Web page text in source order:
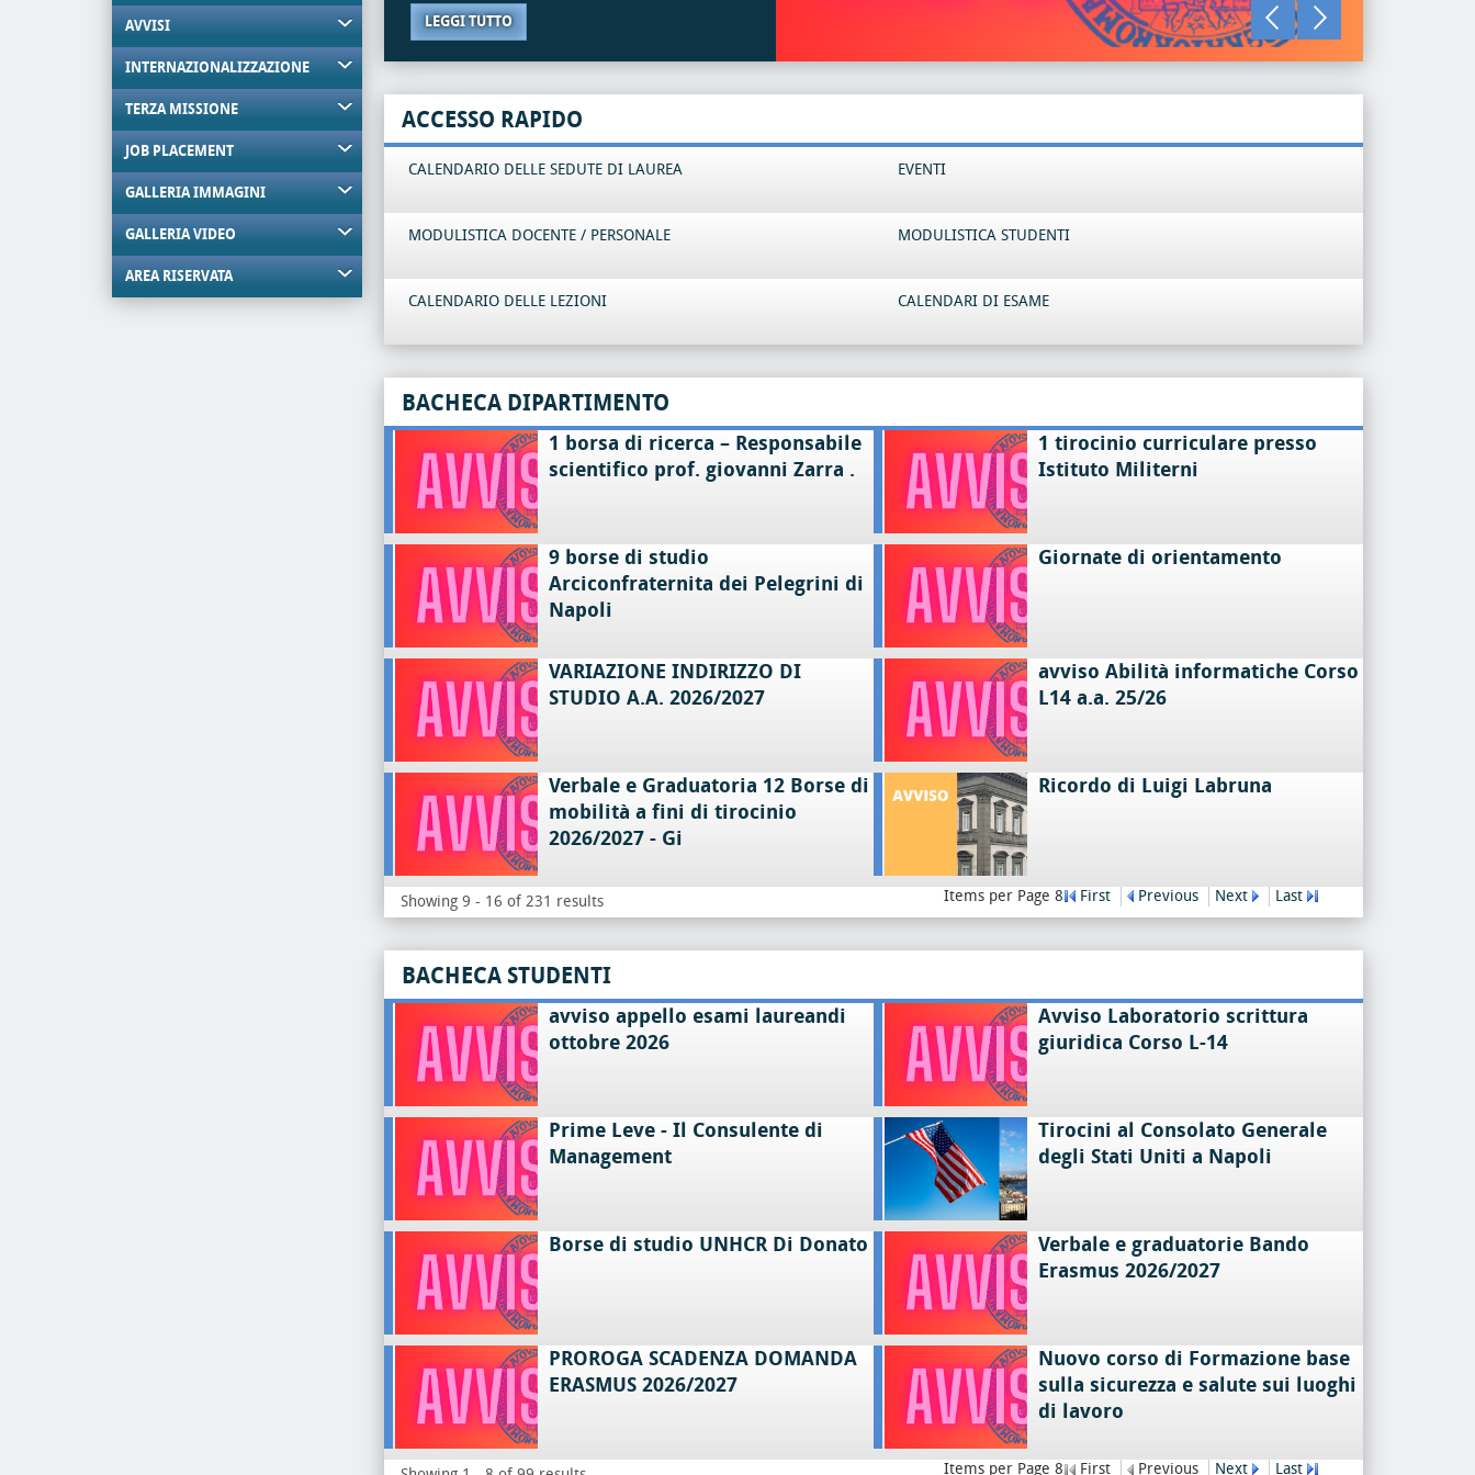
AVVISI
INTERNAZIONALIZZAZIONE
TERZA MISSIONE
JOB PLACEMENT
GALLERIA IMMAGINI
GALLERIA VIDEO
AREA RISERVATA
LEGGI TUTTO
ACCESSO RAPIDO
CALENDARIO DELLE SEDUTE DI LAUREA EVENTI
MODULISTICA DOCENTE / PERSONALE MODULISTICA STUDENTI
CALENDARIO DELLE LEZIONI CALENDARI DI ESAME
BACHECA DIPARTIMENTO
1 borsa di ricerca – Responsabile
scientifico prof. giovanni Zarra .
1 tirocinio curriculare presso
Istituto Militerni
9 borse di studio
Arciconfraternita dei Pelegrini di
Napoli
Giornate di orientamento
VARIAZIONE INDIRIZZO DI
STUDIO A.A. 2026/2027
avviso Abilità informatiche Corso
L14 a.a. 25/26
Verbale e Graduatoria 12 Borse di
mobilità a fini di tirocinio
2026/2027 - Gi
Ricordo di Luigi Labruna
Showing 9 - 16 of 231 results Items per Page 8 First Previous Next Last
BACHECA STUDENTI
avviso appello esami laureandi
ottobre 2026
Avviso Laboratorio scrittura
giuridica Corso L-14
Prime Leve - Il Consulente di
Management
Tirocini al Consolato Generale
degli Stati Uniti a Napoli
Borse di studio UNHCR Di Donato
Verbale e graduatorie Bando
Erasmus 2026/2027
PROROGA SCADENZA DOMANDA
ERASMUS 2026/2027
Nuovo corso di Formazione base
sulla sicurezza e salute sui luoghi
di lavoro
Items per Page 8 First Previous Next Last